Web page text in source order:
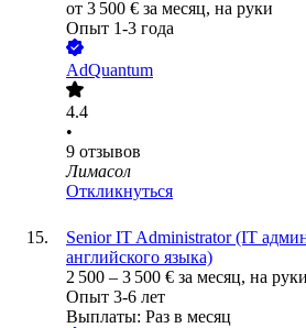
от 3 500 € за месяц, на руки
Опыт 1-3 года
AdQuantum
4.4
•
9 отзывов
Лимасол
Откликнуться
Senior IT Administrator (IT
английского языка)
2 500 – 3 500 € за месяц, на руки
Опыт 3-6 лет
Выплаты: Раз в месяц